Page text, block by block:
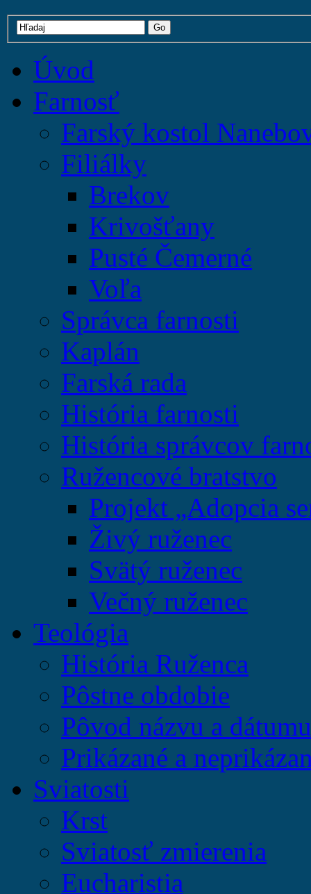
Úvod
Farnosť
Farský kostol
Filiálky
Brekov
Krivošťany
Pusté Čemerné
Voľa
Správca farnosti
Kaplán
Farská rada
História farnosti
História správcov
Ružencové bratstvo
Projekt „Adopcia
Živý ruženec
Svätý ruženec
Večný ruženec
Teológia
História Ruženca
Pôstne obdobie
Pôvod názvu a
Prikázané a
Sviatosti
Krst
Sviatosť zmierenia
Eucharistia